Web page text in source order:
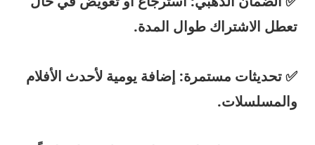
تعطل الاشتراك طوال المدة.
✅تحديثات مستمرة: إضافة يومية لأحدث الأفلام
والمسلسلات.